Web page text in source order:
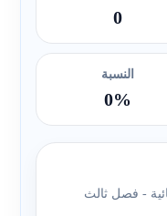
0
النسبة
0%
- فصل ثالث